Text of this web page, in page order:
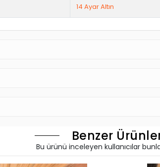
14 Ayar Altın
Benzer
Bu ürünü inceleyen kullanıcılar